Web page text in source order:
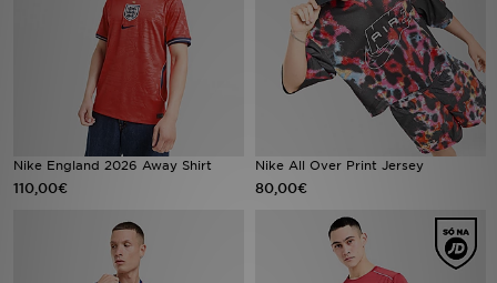
Nike England 2026 Away Shirt
110,00€
Nike All Over Print Jersey
80,00€
DESPORTO
FUTEBOL JD
LOCALIZADOR DE LOJAS